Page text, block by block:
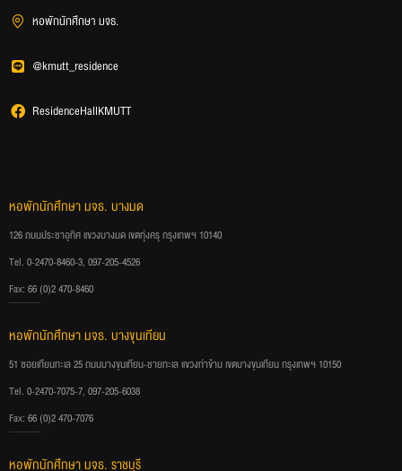
หอพักนักศึกษา มจธ.
@kmutt_residence
ResidenceHallKMUTT
หอพักนักศึกษา มจธ. บางมด
126 ถนนประชาอุทิศ แขวงบางมด เขตทุ่งครุ กรุงเทพฯ 10140
Tel. 0-2470-8460-3, 097-205-4526
Fax: 66 (0)2 470-8460
หอพักนักศึกษา มจธ. บางขุนเทียน
51 ซอยเทียนทะเล 25 ถนนบางขุนเทียน-ชายทะเล แขวงท่าข้าม เขตบางขุนเทียน กรุงเทพฯ 10150
Tel. 0-2470-7075-7, 097-205-6038
Fax: 66 (0)2 470-7076
หอพักนักศึกษา มจธ. ราชบุรี